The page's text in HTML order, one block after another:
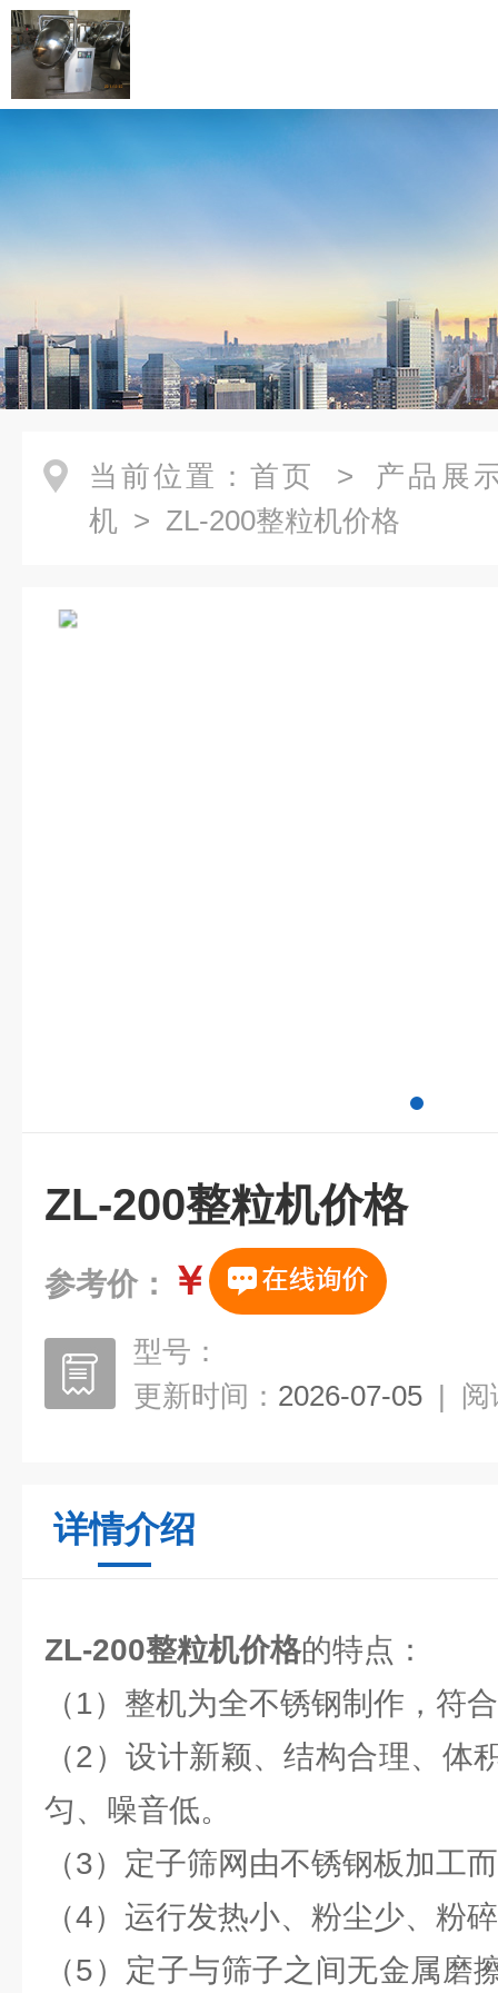
当前位置： 首页 > 产品展
机 > ZL-200整粒机价格
ZL-200整粒机价格
参考价： ￥
型号：
更新时间： 2026-07-05 | 阅
详情介绍
ZL-200整粒机价格的特点：
（1）整机为全不锈钢制作，符
（2）设计新颖、结构合理、体
匀、噪音低。
（3）定子筛网由不锈钢板加工
（4）运行发热小、粉尘少、粉
（5）定子与筛子之间无金属磨